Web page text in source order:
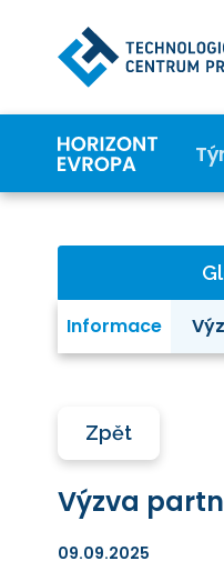
Informace
Zpět
Výzva
09.09.2025